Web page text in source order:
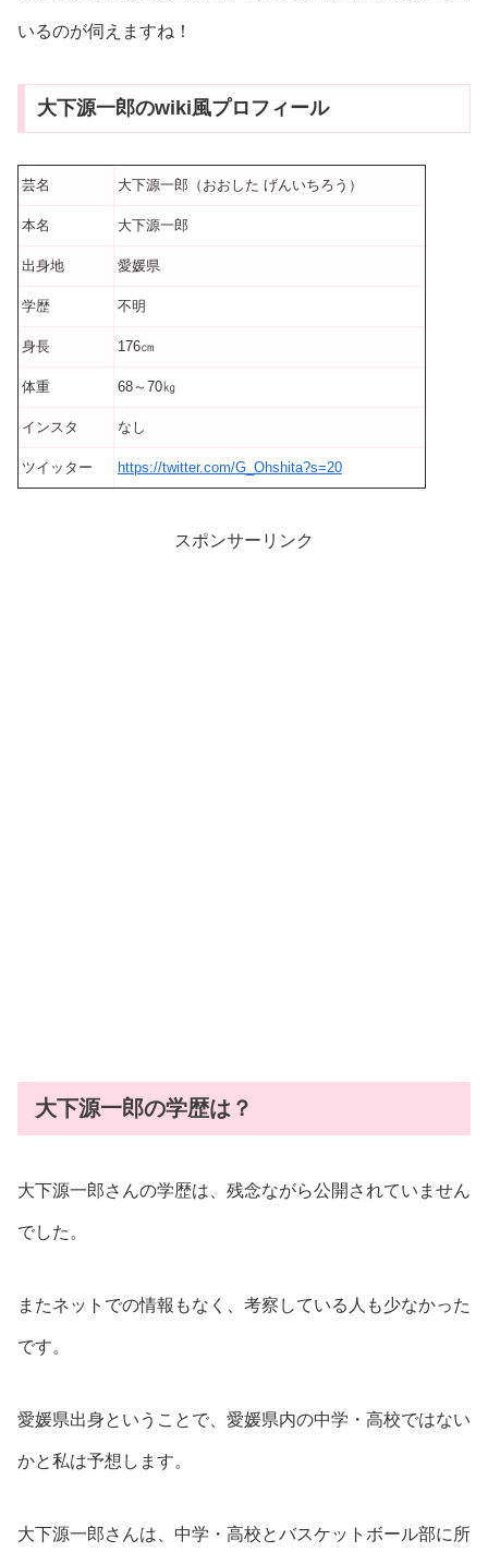
いるのが伺えますね！
大下源一郎のwiki風プロフィール
芸名 大下源一郎（おおした げんいちろう）
本名 大下源一郎
出身地 愛媛県
学歴 不明
身長 176㎝
体重 68～70㎏
インスタ なし
ツイッター https://twitter.com/G_Ohshita?s=20
スポンサーリンク
大下源一郎の学歴は？
大下源一郎さんの学歴は、残念ながら公開されていません
でした。
またネットでの情報もなく、考察している人も少なかった
です。
愛媛県出身ということで、愛媛県内の中学・高校ではない
かと私は予想します。
大下源一郎さんは、中学・高校とバスケットボール部に所